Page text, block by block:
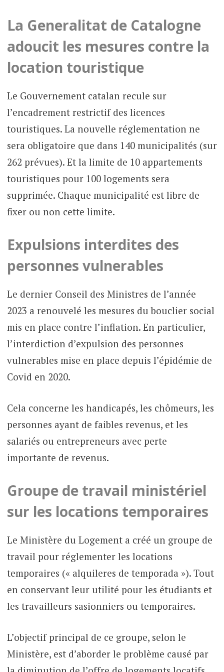
La Generalitat de Catalogne
adoucit les mesures contre la
location touristique
Le Gouvernement catalan recule sur
l’encadrement restrictif des licences
touristiques. La nouvelle réglementation ne
sera obligatoire que dans 140 municipalités (sur
262 prévues). Et la limite de 10 appartements
touristiques pour 100 logements sera
supprimée. Chaque municipalité est libre de
fixer ou non cette limite.
Expulsions interdites des
personnes vulnerables
Le dernier Conseil des Ministres de l’année
2023 a renouvelé les mesures du bouclier social
mis en place contre l’inflation. En particulier,
l’interdiction d’expulsion des personnes
vulnerables mise en place depuis l’épidémie de
Covid en 2020.
Cela concerne les handicapés, les chômeurs, les
personnes ayant de faibles revenus, et les
salariés ou entrepreneurs avec perte
importante de revenus.
Groupe de travail ministériel
sur les locations temporaires
Le Ministère du Logement a créé un groupe de
travail pour réglementer les locations
temporaires (« alquileres de temporada »). Tout
en conservant leur utilité pour les étudiants et
les travailleurs sasionniers ou temporaires.
L’objectif principal de ce groupe, selon le
Ministère, est d’aborder le problème causé par